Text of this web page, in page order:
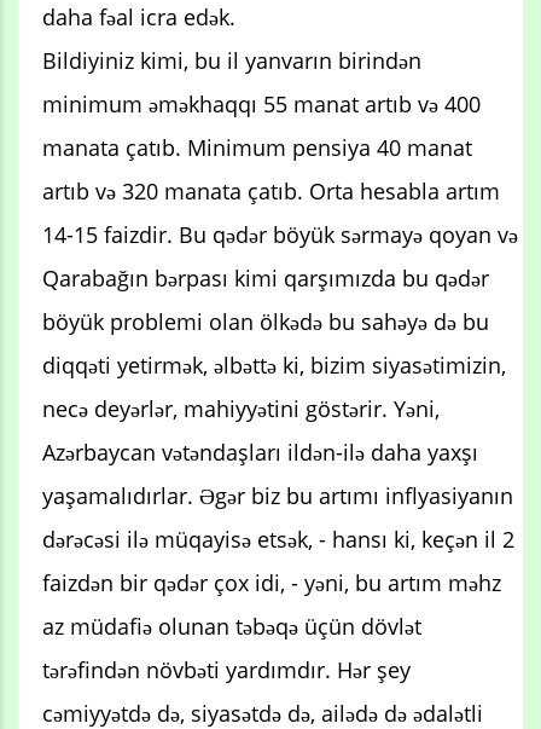
daha fəal icra edək.
Bildiyiniz kimi, bu il yanvarın birindən
minimum əməkhaqqı 55 manat artıb və 400
manata çatıb. Minimum pensiya 40 manat
artıb və 320 manata çatıb. Orta hesabla artım
14-15 faizdir. Bu qədər böyük sərmayə qoyan və
Qarabağın bərpası kimi qarşımızda bu qədər
böyük problemi olan ölkədə bu sahəyə də bu
diqqəti yetirmək, əlbəttə ki, bizim siyasətimizin,
necə deyərlər, mahiyyətini göstərir. Yəni,
Azərbaycan vətəndaşları ildən-ilə daha yaxşı
yaşamalıdırlar. Əgər biz bu artımı inflyasiyanın
dərəcəsi ilə müqayisə etsək, - hansı ki, keçən il 2
faizdən bir qədər çox idi, - yəni, bu artım məhz
az müdafiə olunan təbəqə üçün dövlət
tərəfindən növbəti yardımdır. Hər şey
cəmiyyətdə də, siyasətdə də, ailədə də ədalətli